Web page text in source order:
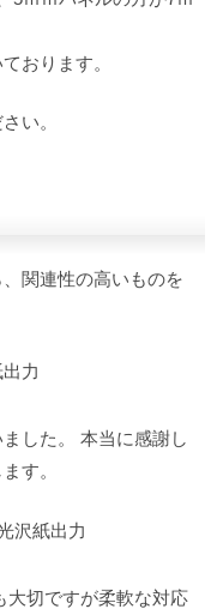
おります。
い。
関連性の高いものを
力
した。 本当に感謝し
す。
沢紙出力
大切ですが柔軟な対応